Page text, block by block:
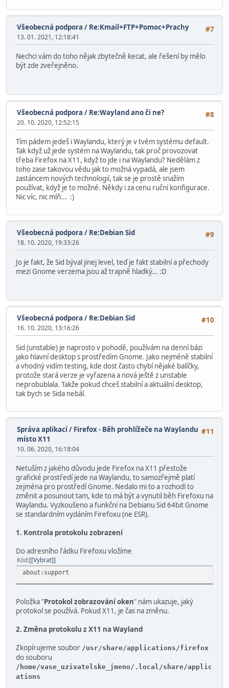
#7
Všeobecná podpora / Re:Kmail+FTP+Pomoc+Prachy
13. 01. 2021, 12:18:41
Nechci vám do toho nějak zbytečně kecat, ale řešení by mělo
být zde zveřejněno.
#8
Všeobecná podpora / Re:Wayland ano či ne?
20. 10. 2020, 12:52:15
Tím pádem jedeš i Waylandu, který je v tvém systému default.
Tak když už jede systém na Waylandu, tak proč provozovat
třeba Firefox na X11, když to jde i na Waylandu? Nedělám z
toho zase takovou vědu jak to možná vypadá, ale jsem
zastáncem nových technologií, tak se je prostě snažím
používat, když je to možné. Někdy i za cenu ruční konfigurace.
Nic víc, nic míň... :)
#9
Všeobecná podpora / Re:Debian Sid
18. 10. 2020, 19:33:26
Jo je fakt, že Sid býval jinej level, teď je fakt stabilní a přechody
mezi Gnome verzema jsou až trapně hladký... :D
#10
Všeobecná podpora / Re:Debian Sid
16. 10. 2020, 13:16:26
Sid (unstable) je naprosto v pohodě, používám na denní bázi
jako hlavní desktop s prostředím Gnome. Jako nejméně stabilní
a vhodný vidím testing, kde dost často chybí nějaké balíčky,
protože stará verze je vyřazena a nová ještě z unstable
neprobublala. Takže pokud chceš stabilní a aktuální desktop,
tak bych se Sida nebál.
#11
Správa aplikací/ Firefox - Běh prohlížeče na Waylandu
místo X11
10. 06. 2020, 16:18:04
Netuším z jakého důvodu jede Firefox na X11 přestože
grafické prostředí jede na Waylandu, to samozřejmě platí
zejména pro prostředí Gnome. Nedalo mi to a rozhodl to
změnit a posunout tam, kde to má být a vynutil běh Firefoxu na
Waylandu. Vyzkoušeno a funkční na Debianu Sid 64bit Gnome
se standardním vydáním Firefoxu (ne ESR).
1. Kontrola protokolu zobrazení
Do adresního řádku Firefoxu vložíme
Kód [Vybrat]
about:support
Položka "Protokol zobrazování oken" nám ukazuje, jaký
protokol se používá. Pokud X11, je čas na změnu.
2. Změna protokolu z X11 na Wayland
Zkopírujeme soubor /usr/share/applications/firefox
do souboru
/home/vase_uzivatelske_jmeno/.local/share/applic
ations